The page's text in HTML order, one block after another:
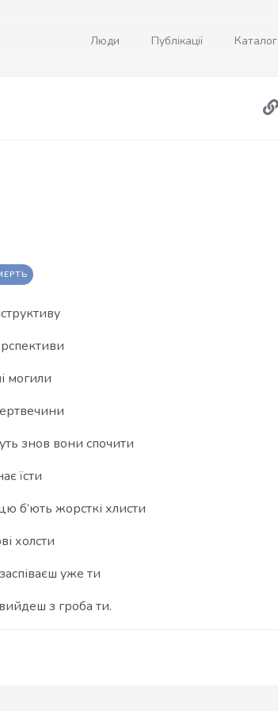
Люди Публікації Каталог
могили
знов вони спочити
їсти
б’ють жорсткі хлисти
холсти
уже ти
з гроба ти.